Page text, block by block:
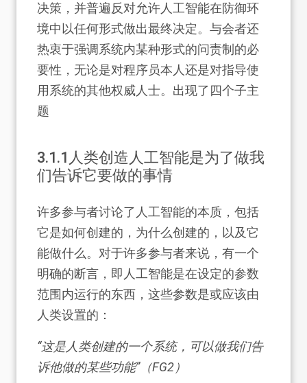
决策，并普遍反对允许人工智能在防御环
境中以任何形式做出最终决定。与会者还
热衷于强调系统内某种形式的问责制的必
要性，无论是对程序员本人还是对指导使
用系统的其他权威人士。出现了四个子主
题
3.1.1 人类创造人工智能是为了做我
们告诉它要做的事情
许多参与者讨论了人工智能的本质，包括
它是如何创建的，为什么创建的，以及它
能做什么。对于许多参与者来说，有一个
明确的断言，即人工智能是在设定的参数
范围内运行的东西，这些参数是或应该由
人类设置的：
“这是人类创建的一个系统，可以做我们告
诉他做的某些功能”（FG2）